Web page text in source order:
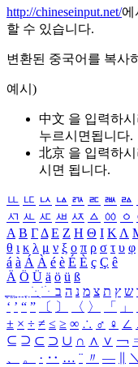
http://chineseinput.net/에
할 수 있습니다.
변환된 중국어를 복사
예시)
中文 을 입력하시
누르시면됩니다.
北京 을 입력하시
시면 됩니다.
ㅥ ㅦ ㅧ ㅨ ㅩ ㅪ ㅫ ㅬ
ㅺ ㅻ ㅼ ㅽ ㅾ ㅿ ㆀ ㆁ
Α Β ΓΔ Ε Ζ Η Θ Ι ΚΛ
θ ι κ λ μ ν ξ ο π ρ σ τ υ φ
á à Á À é è É È ç Ç ê
Ä Ö Ü ä ö ü ß
ִֶֹ ֻּ ׁׂ ש ץ ת צ מ נ ה ב
‘ ’ “ ” 〔 〕 〈 〉 「 」
± × ÷ ≠ ≤ ≥ ∞ ∴ ♂ ♀ ∠
⊆ ⊇ ⊂ ⊃ ∪ ∩ ∧ ∨ ￢
、
。 · ‥ … ¨ 〃 ― ＼